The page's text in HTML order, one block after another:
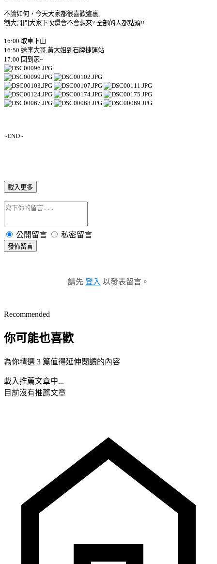
不論如何，今天大家都很喜歡這裏,
劉大哥問大家下次還會不會想來? 全部的人都點頭!!
16:00 取車下山
16:50 送李大哥,黃大姐到石牌捷運站
17:00 回到家~
~END~
載入更多
公開留言 私密留言
發佈留言
請先 登入 以發表留言。
Recommended
你可能也喜歡
為你精選 3 篇值得延伸閱讀的內容
載入推薦文章中...
目前沒有推薦文章